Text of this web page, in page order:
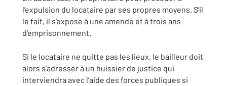
l’expulsion du locataire par ses propres moyens. S’il
le fait, il s’expose à une amende et à trois ans
d’emprisonnement.
Si le locataire ne quitte pas les lieux, le bailleur doit
alors s’adresser à un huissier de justice qui
interviendra avec l’aide des forces publiques si